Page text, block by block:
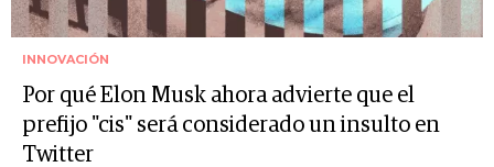
INNOVACIÓN
Por qué Elon Musk ahora advierte que el
prefijo "cis" será considerado un insulto en
Twitter